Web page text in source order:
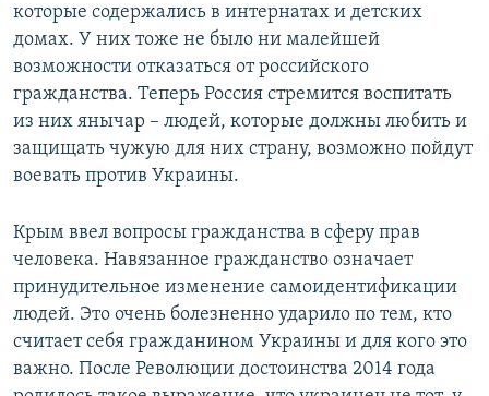
которые содержались в интернатах и детских
домах. У них тоже не было ни малейшей
возможности отказаться от российского
гражданства. Теперь Россия стремится воспитать
из них янычар – людей, которые должны любить и
защищать чужую для них страну, возможно пойдут
воевать против Украины.
Крым ввел вопросы гражданства в сферу прав
человека. Навязанное гражданство означает
принудительное изменение самоидентификации
людей. Это очень болезненно ударило по тем, кто
считает себя гражданином Украины и для кого это
важно. После Революции достоинства 2014 года